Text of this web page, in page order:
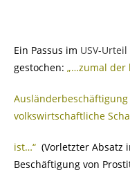
Ein Passus im USV-Urteil
gestochen: „…zumal der
volkswirtschaftliche
ist…“ (Vorletzter Absatz
Beschäftigung von